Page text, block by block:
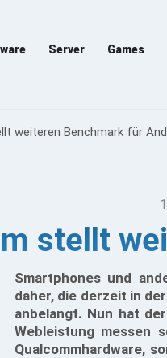
Server Games
weiteren Benchmark für
stellt
Smartphones und
daher, die derzeit in
anbelangt. Nun hat
Webleistung messen
Qualcommhardware,